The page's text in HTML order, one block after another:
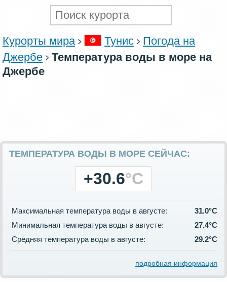
Курорты мира Тунис
Погода на
Джербе
Температура воды в море на
Джербе
ТЕМПЕРАТУРА ВОДЫ В МОРЕ СЕЙЧАС:
+30.6°C
Максимальная температура воды в августе:
31.0°C
Минимальная температура воды в августе:
27.4°C
Средняя температура воды в августе:
29.2°C
подробная информация